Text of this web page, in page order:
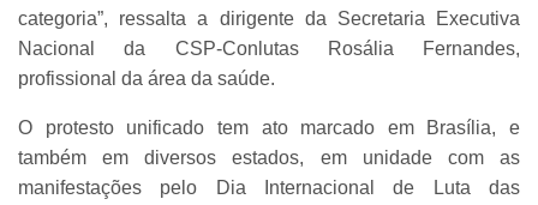
categoria”, ressalta a dirigente da Secretaria Executiva
Nacional da CSP-Conlutas Rosália Fernandes,
profissional da área da saúde.
O protesto unificado tem ato marcado em Brasília, e
também em diversos estados, em unidade com as
manifestações pelo Dia Internacional de Luta das